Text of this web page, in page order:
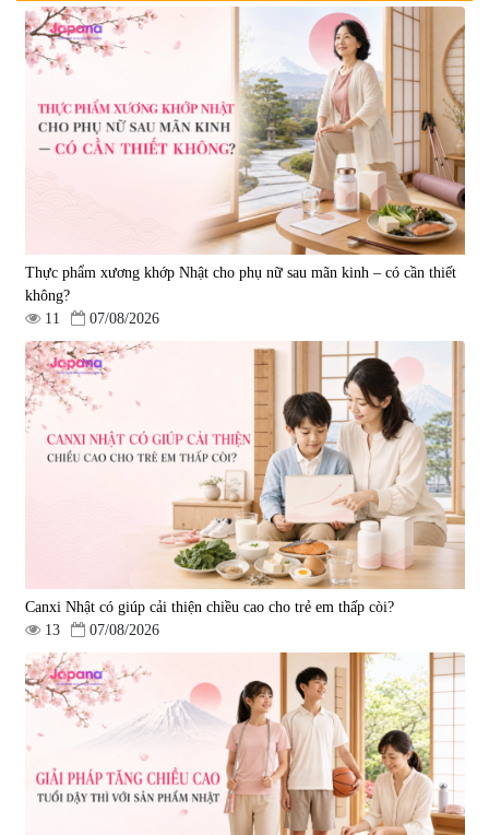
Viên uống bổ não Ribeto Shoji
| 57.920
1.450.000 đ
Viên nang uống cải thiện thị lực,
trí nhớ DHA + EPA + Flaxseed
Oil 30 viên/gói - Date 02/2027
|52.346
225.000 đ
Tẩy tế bào chết Nichiei Bussan
Nano NMN+ Peeling Gel
Luxury 200g
1.490.000 đ
Viên uống hỗ trợ bền thành
mạch, ngừa tai biến Elastin Plus
& Nattokinase Hokoen 80 viên
|0
980.000 đ
Viên uống bổ gan Ribeto Shoji
Hepaclean 60 viên
543.205
690.000 đ
Viên uống hỗ trợ cải thiện thoát
vị đĩa đệm Kyoto Has 30 viên
14.560
1.600.000 đ
Thực phẩm xương khớp Nhật cho phụ nữ sau mãn kinh – có cần thiết
không?
11
07/08/2026
Canxi Nhật có giúp cải thiện chiều cao cho trẻ em thấp còi?
13
07/08/2026